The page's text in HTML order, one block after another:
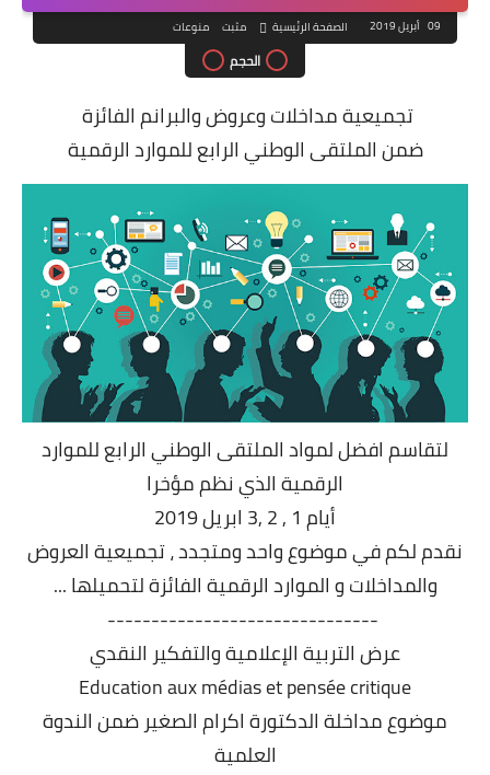
09 أبريل 2019 الصفحة الرئيسية مثبت منوعات
الحجم
تجميعية مداخلات وعروض والبرانم الفائزة
ضمن الملتقى الوطني الرابع للموارد الرقمية
لتقاسم افضل لمواد الملتقى الوطني الرابع للموارد
الرقمية الذي نظم مؤخرا
أيام 1 , 2 ,3 ابريل 2019
نقدم لكم في موضوع واحد ومتجدد ، تجميعية العروض
والمداخلات و الموارد الرقمية الفائزة لتحميلها ...
-------------------------------
عرض التربية الإعلامية والتفكير النقدي
Education aux médias et pensée critique
موضوع مداخلة الدكتورة اكرام الصغير ضمن الندوة
العلمية